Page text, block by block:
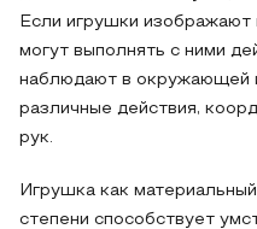
Если игрушки
могут выполнять с ними
наблюдают в окружающей
различные действия,
рук.
Игрушка как
степени способствует